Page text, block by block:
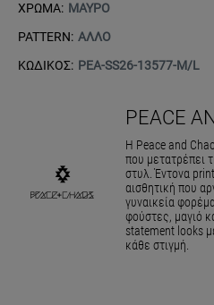
ΧΡΩΜΑ: ΜΑΥΡΟ
PATTERN: ΑΛΛΟ
ΚΩΔΙΚΟΣ: PEA-SS26-13577-M/L
PEACE
Η Peace and
που μετατρέπει
στυλ. Έντονα
αισθητική που
γυναικεία
φούστες, μαγιό
statement looks
κάθε στιγμή.